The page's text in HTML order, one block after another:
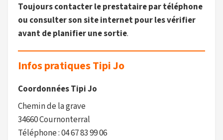
Toujours contacter le prestataire par téléphone
ou consulter son site internet pour les vérifier
avant de planifier une sortie.
Infos pratiques Tipi Jo
Coordonnées Tipi Jo
Chemin de la grave
34660 Cournonterral
Téléphone : 04 67 83 99 06